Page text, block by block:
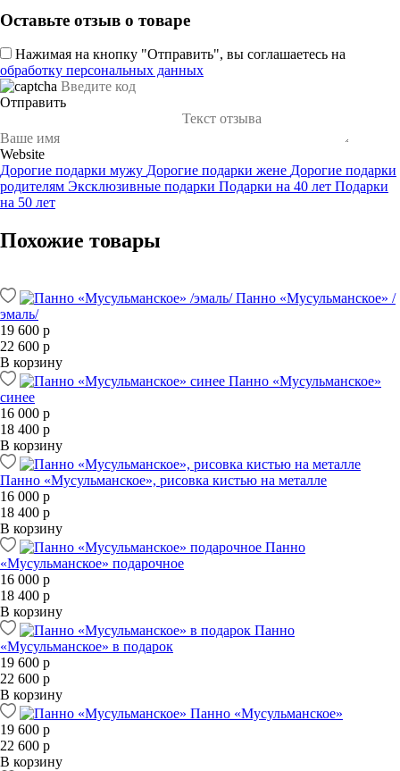
Оставьте отзыв о товаре
Нажимая на кнопку "Отправить", вы соглашаетесь на
обработку персональных данных
Отправить
Website
Дорогие подарки мужу Дорогие подарки жене Дорогие подарки
родителям Эксклюзивные подарки Подарки на 40 лет Подарки
на 50 лет
Похожие товары
Панно «Мусульманское» /
эмаль/
19 600 р
22 600 р
В корзину
Панно «Мусульманское»
синее
16 000 р
18 400 р
В корзину
Панно «Мусульманское», рисовка кистью на металле
16 000 р
18 400 р
В корзину
Панно
«Мусульманское» подарочное
16 000 р
18 400 р
В корзину
Панно
«Мусульманское» в подарок
19 600 р
22 600 р
В корзину
Панно «Мусульманское»
19 600 р
22 600 р
В корзину